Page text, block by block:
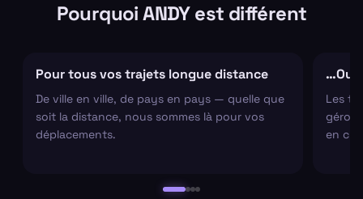
Pourquoi ANDY est différent
Pour tous vos trajets longue distance
De ville en ville, de pays en pays — quelle que
soit la distance, nous sommes là pour vos
déplacements.
…Ou
Les
en